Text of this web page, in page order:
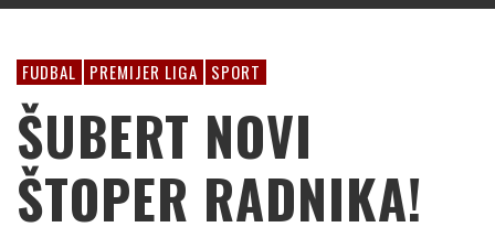
FUDBAL PREMIJER LIGA SPORT
ŠUBERT NOVI
ŠTOPER RADNIKA!